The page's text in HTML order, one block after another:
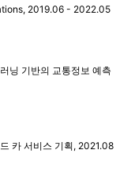
2019.06 - 2022.05
닝 기반의 교통정보 예측
카 서비스 기획, 2021.08